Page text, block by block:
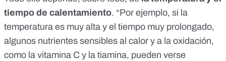
tiempo de calentamiento. “Por ejemplo, si la
temperatura es muy alta y el tiempo muy prolongado,
algunos nutrientes sensibles al calor y a la oxidación,
como la vitamina C y la tiamina, pueden verse